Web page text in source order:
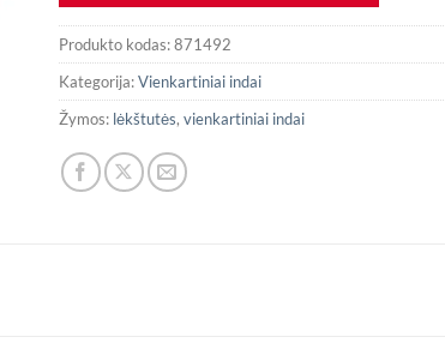
Produkto kodas:871492
Kategorija:Vienkartiniai indai
Žymos: lėkštutės,vienkartiniai indai